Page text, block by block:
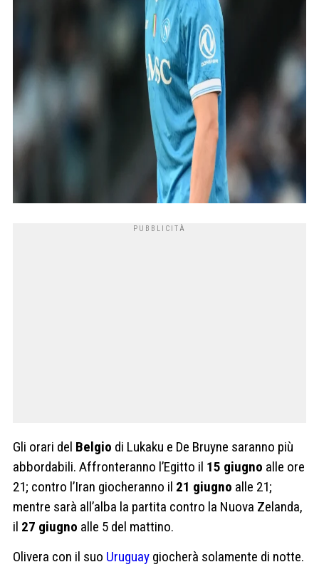
Gli orari del Belgio di Lukaku e De Bruyne saranno più
abbordabili. Affronteranno l’Egitto il 15 giugno alle ore
21; contro l’Iran giocheranno il 21 giugno alle 21;
mentre sarà all’alba la partita contro la Nuova Zelanda,
il 27 giugno alle 5 del mattino.
Olivera con il suo Uruguay giocherà solamente di notte.